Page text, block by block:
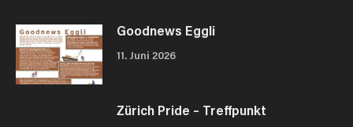
Goodnews Eggli
11. Juni 2026
Zürich Pride – Treffpunkt